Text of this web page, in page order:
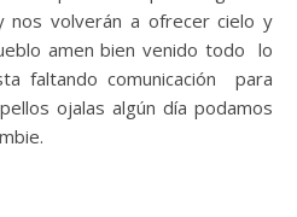
nos volverán a ofrecer cielo y
amen bien venido todo
lo
faltando comunicación
para
ojalas algún día podamos